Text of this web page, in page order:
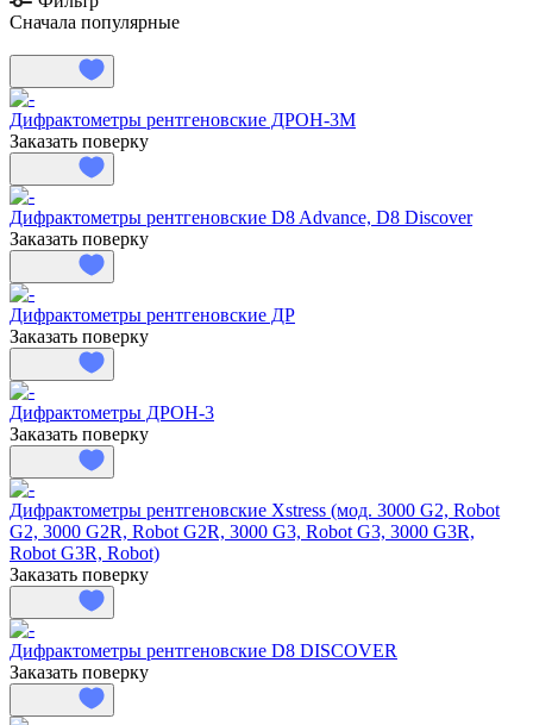
Сначала популярные
Дифрактометры рентгеновские ДРОН-3М
Заказать поверку
Дифрактометры рентгеновские D8 Advance, D8 Discover
Заказать поверку
Дифрактометры рентгеновские ДР
Заказать поверку
Дифрактометры ДРОН-3
Заказать поверку
Дифрактометры рентгеновские Xstress (мод. 3000 G2, Robot
G2, 3000 G2R, Robot G2R, 3000 G3, Robot G3, 3000 G3R,
Robot G3R, Robot)
Заказать поверку
Дифрактометры рентгеновские D8 DISCOVER
Заказать поверку